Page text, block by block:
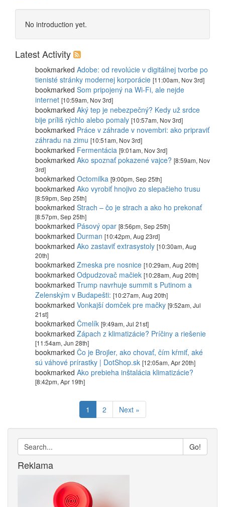
No introduction yet.
Latest Activity
bookmarked Adobe: od revolúcie v digitálnej tvorbe po
tienisté stránky modernej korporácie [11:00am, Nov 3rd]
bookmarked Som pripojený na Wi-Fi, ale nejde
internet [10:59am, Nov 3rd]
bookmarked Aký tep je nebezpečný? Kedy už srdce
bije príliš rýchlo alebo pomaly [10:57am, Nov 3rd]
bookmarked Práce v záhrade v novembri: ako pripraviť
záhradu na zimu [10:51am, Nov 3rd]
bookmarked Fermentácia [9:01am, Nov 3rd]
bookmarked Ako spoznať pokazené vajce? [8:59am, Nov
3rd]
bookmarked Octomilka [9:00pm, Sep 25th]
bookmarked Ako vyrobiť hnojivo zo slepačieho trusu
[8:59pm, Sep 25th]
bookmarked Strach – čo je strach a ako ho prekonať
[8:57pm, Sep 25th]
bookmarked Pásový opar [8:56pm, Sep 25th]
bookmarked Durman [10:42pm, Aug 23rd]
bookmarked Ako zastaviť extrasystoly [10:30am, Aug
20th]
bookmarked Zmeska pre nosnice [10:29am, Aug 20th]
bookmarked Odpudzovač mačiek [10:28am, Aug 20th]
bookmarked Trump navrhuje summit s Putinom a
Zelenským v Budapešti: [10:27am, Aug 20th]
bookmarked Vonkajší domček pre mačky [9:52am, Jul
21st]
bookmarked Čmelík [9:49am, Jul 21st]
bookmarked Zápach z klimatizácie? Príčiny a riešenie
[11:54am, Jun 28th]
bookmarked Čo je Brojler, ako chovať, čím kŕmiť, aké
sú váhové prírastky | DotShop.sk [12:05am, Apr 20th]
bookmarked Ako prebieha inštalácia klimatizácie?
[8:42pm, Apr 19th]
1 2 Next »
Go!
Reklama